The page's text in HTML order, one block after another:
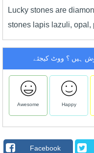
Lucky stones are
stones lapis lazuli, opal,
ہیں ؟ ووٹ کیجئے
Awesome Happy
Facebook